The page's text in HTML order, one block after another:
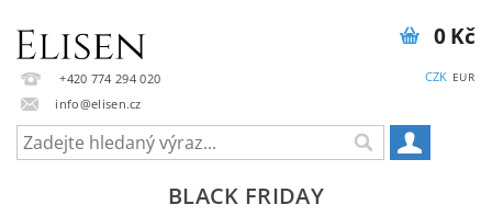
+420 774 294 020
info@elisen.cz
CZK EUR
0 Kč
BLACK FRIDAY